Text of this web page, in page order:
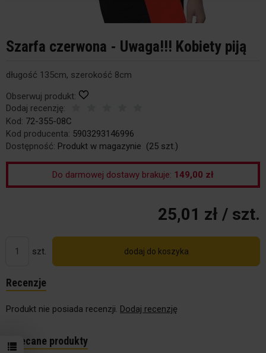
Szarfa czerwona - Uwaga!!! Kobiety piją
długość 135cm, szerokość 8cm
Obserwuj produkt:
Dodaj recenzję:
Kod: 72-355-08C
Kod producenta: 5903293146996
Dostępność: Produkt w magazynie (25 szt.)
Do darmowej dostawy brakuje: 149,00 zł
25,01 zł / szt.
szt. dodaj do koszyka
Recenzje
Produkt nie posiada recenzji. Dodaj recenzję
Polecane produkty